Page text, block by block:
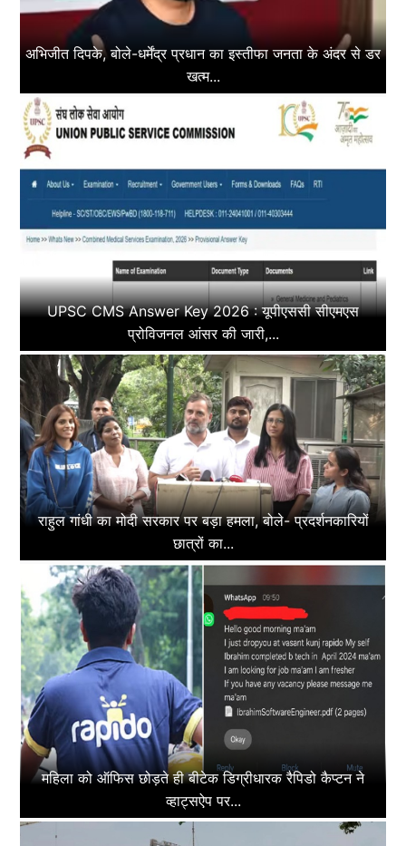
अभिजीत दिपके, बोले-धर्मेंद्र प्रधान का इस्तीफा जनता के अंदर से डर
खत्म...
UPSC CMS Answer Key 2026 : यूपीएससी सीएमएस
प्रोविजनल आंसर की जारी,...
राहुल गांधी का मोदी सरकार पर बड़ा हमला, बोले- प्रदर्शनकारियों
छात्रों का...
महिला को ऑफिस छोड़ते ही बीटेक डिग्रीधारक रैपिडो कैप्टन ने
व्हाट्सऐप पर...